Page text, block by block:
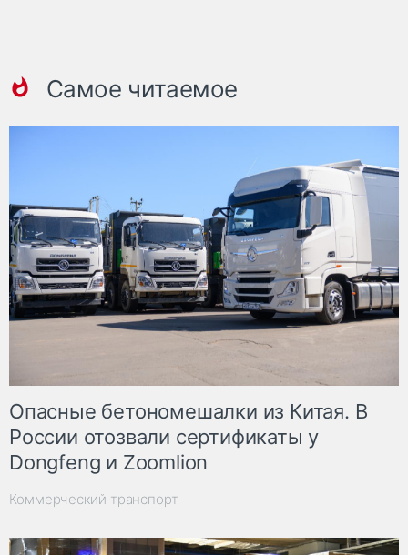
Самое читаемое
Опасные бетономешалки из Китая. В
России отозвали сертификаты у
Dongfeng и Zoomlion
Коммерческий транспорт